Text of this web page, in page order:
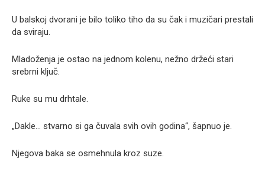
U balskoj dvorani je bilo toliko tiho da su čak i muzičari prestali
da sviraju.
Mladoženja je ostao na jednom kolenu, nežno držeći stari
srebrni ključ.
Ruke su mu drhtale.
„Dakle… stvarno si ga čuvala svih ovih godina“, šapnuo je.
Njegova baka se osmehnula kroz suze.